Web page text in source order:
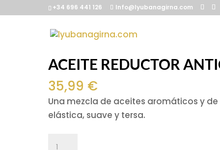
+34 696 441 126 Info@lyubanagirna.com
Inicio/Cósmetica DermaOLYY
ACEITE REDUCTOR
35,99 €
Una mezcla de aceites aromáticos y
elástica, suave y tersa.